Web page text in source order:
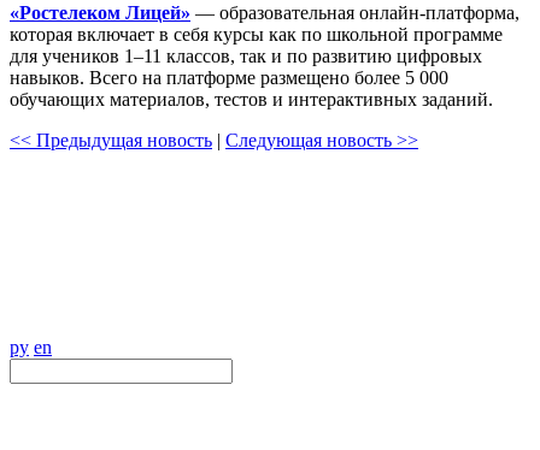
«Ростелеком Лицей» — образовательная онлайн-платформа,
которая включает в себя курсы как по школьной программе
для учеников 1–11 классов, так и по развитию цифровых
навыков. Всего на платформе размещено более 5 000
обучающих материалов, тестов и интерактивных заданий.
<< Предыдущая новость | Следующая новость >>
ру en